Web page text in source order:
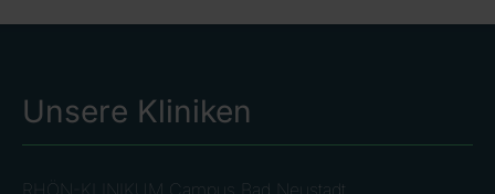
Unsere Kliniken